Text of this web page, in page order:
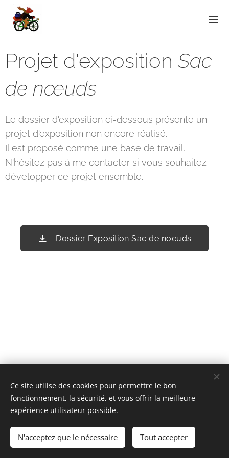
Projet d'exposition Sac
de nœuds
Le dossier d'exposition ci-dessous présente un
projet d'exposition non encore réalisé.
Il est proposé comme une base de travail.
N'hésitez pas à me contacter si vous souhaitez
développer ce projet ensemble.
Dossier Exposition Sac de noeuds
Optimisé parWebnode Cookies
Ce site utilise des cookies pour permettre le bon
fonctionnement, la sécurité, et vous offrir la meilleure
expérience utilisateur possible.
N'acceptez que le nécessaire Tout accepter